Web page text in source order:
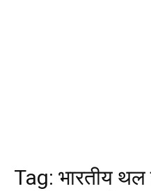
Tag: भारतीय थल